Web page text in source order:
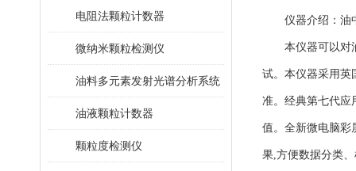
电阻法颗粒计数器
微纳米颗粒检测仪
油料多元素发射光谱分析系统
油液颗粒计数器
颗粒度检测仪
仪器介绍：油
本仪器可以对油
试。本仪器采用英
准。经典第七代应
值。全新微电脑彩
果,方便数据分类